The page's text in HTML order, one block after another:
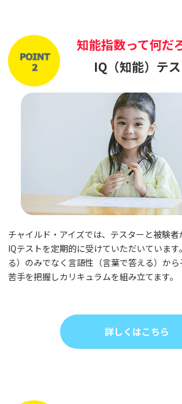
知能指数って何だ
IQ（知能）テ
チャイルド・アイズでは、テスターと被験
IQテストを定期的に受けていただいていま
る）のみでなく言語性（言葉で答える）から
苦手を把握しカリキュラムを組み立てます。
詳しくはこちら